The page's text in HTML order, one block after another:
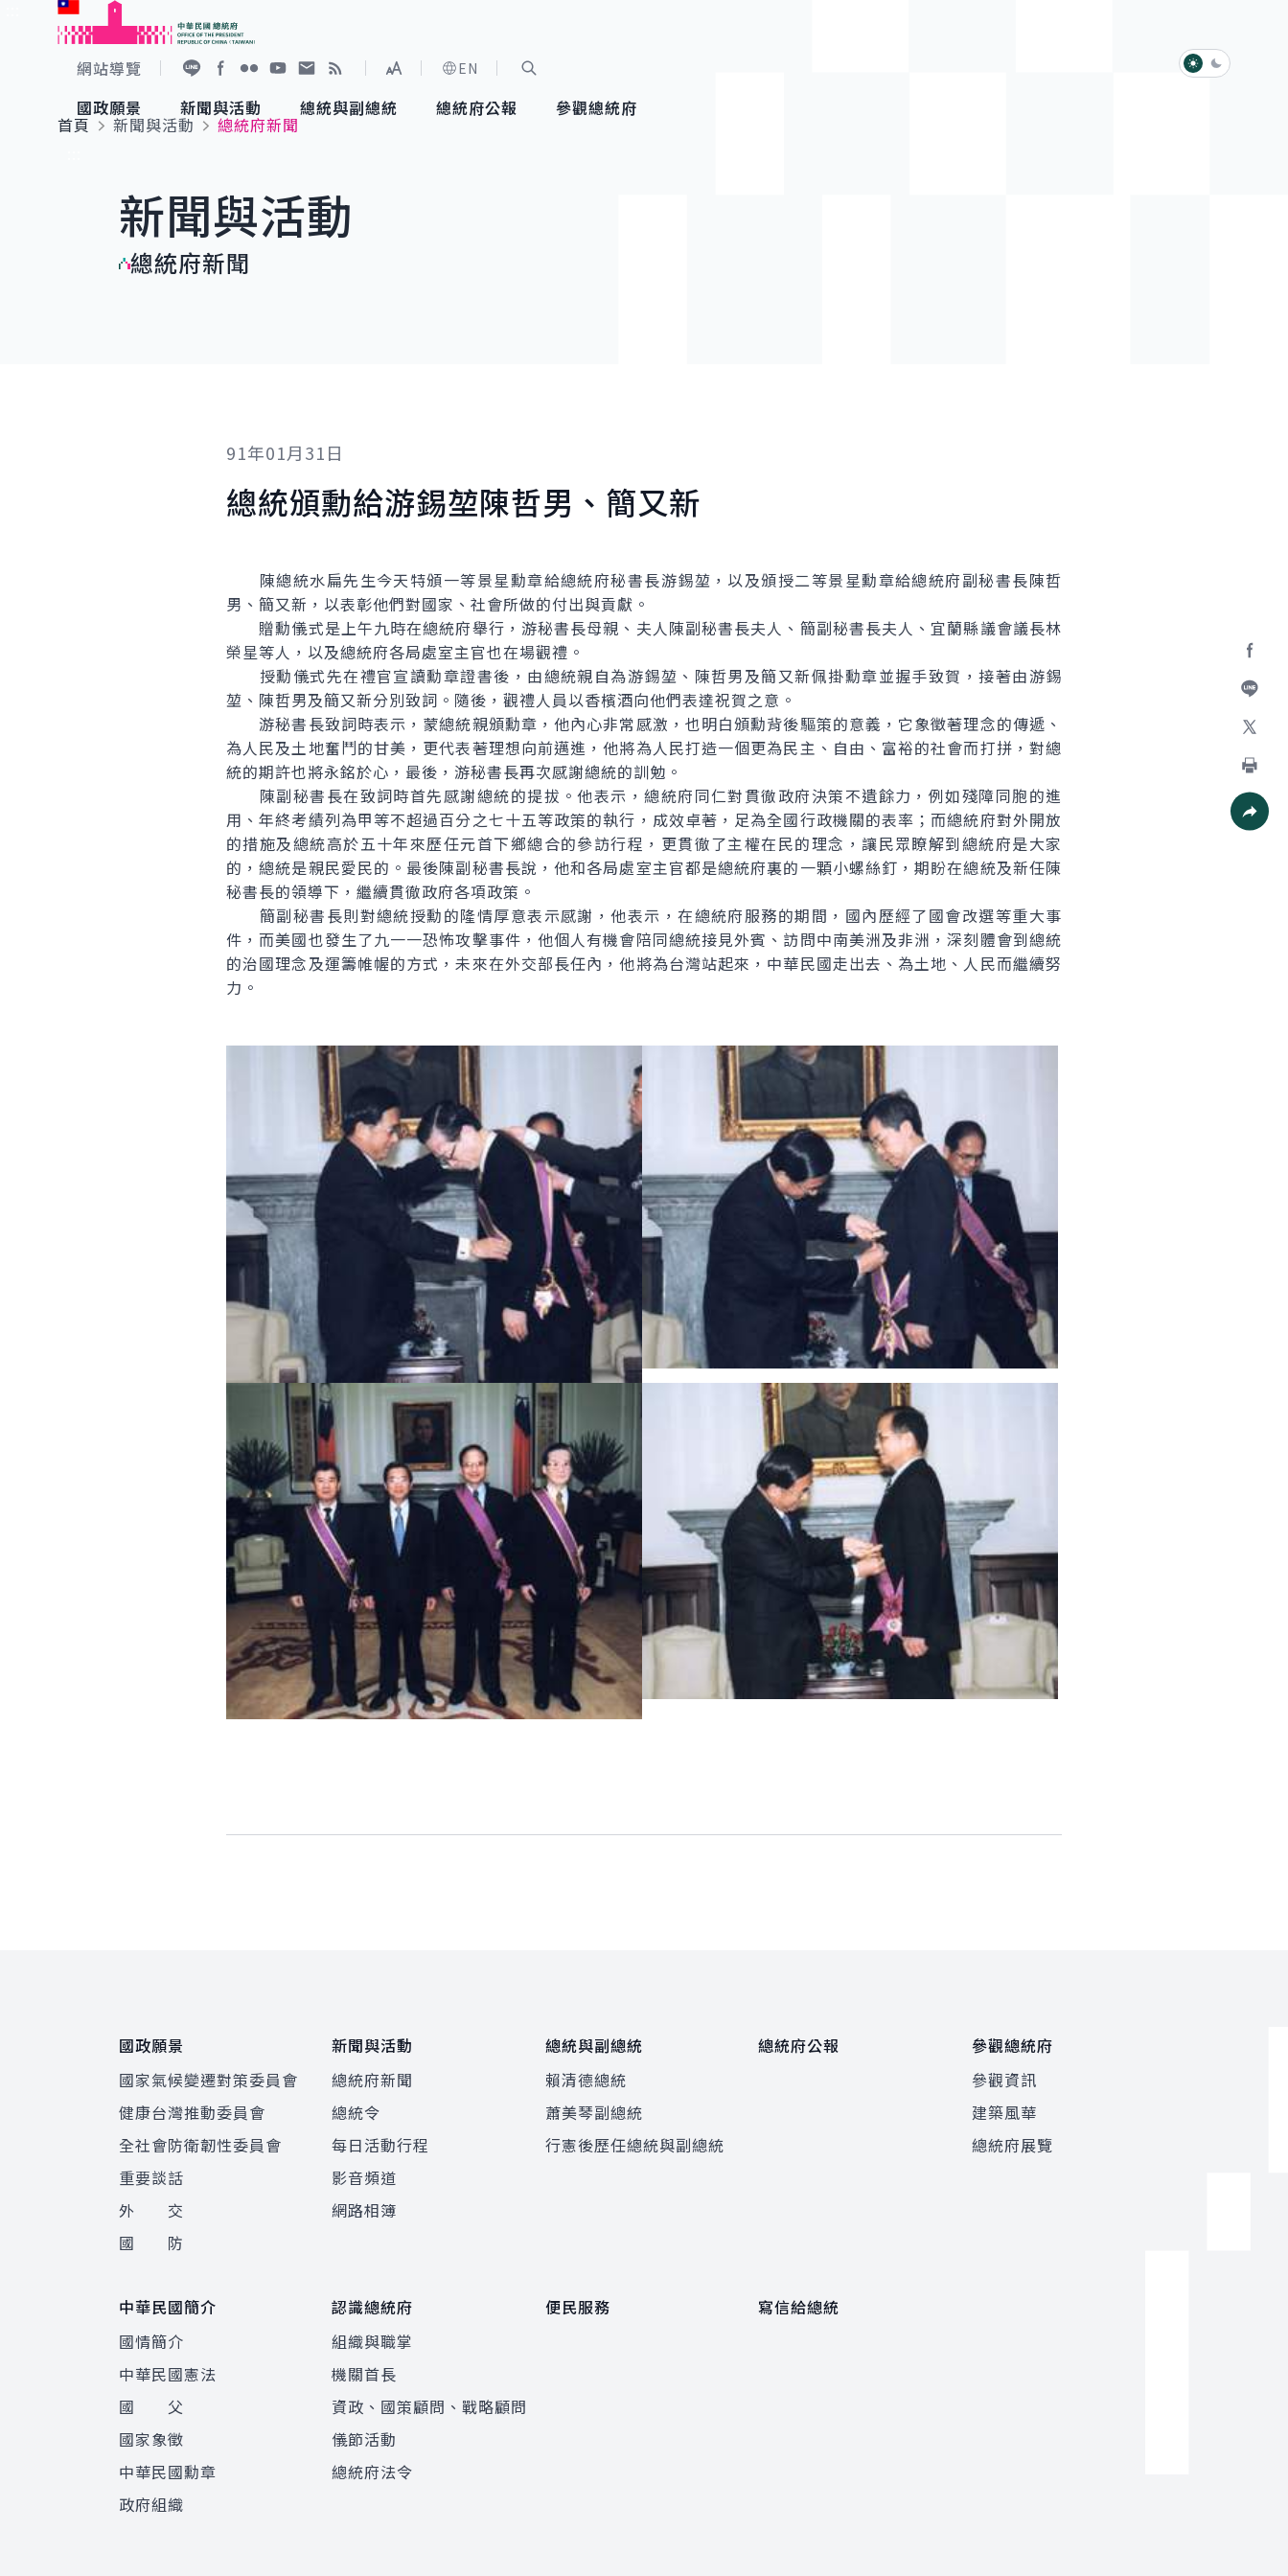
跳到主要內容
網站導覽
展開字級選單
EN
國政願景
國家氣候變遷對策委員會
重要談話
新聞與活動
總統府新聞
影音頻道
總統與副總統
賴清德總統
總統府公報 參觀總統府
參觀資訊
淺色模式
深色模式
首頁
新聞與活動
總統府新聞
新聞與活動
總統府新聞
加入好
列印
91年01月31日
總統頒勳給游錫堃陳哲男、簡又新
陳總統水扁先生今天特頒一等景星勳章給總統府秘書長游錫堃，以及頒授二等景星勳章給總統府副秘書長陳哲
男、簡又新，以表彰他們對國家、社會所做的付出與貢獻。
贈勳儀式是上午九時在總統府舉行，游秘書長母親、夫人陳副秘書長夫人、簡副秘書長夫人、宜蘭縣議會議長林
榮星等人，以及總統府各局處室主官也在場觀禮。
授勳儀式先在禮官宣讀勳章證書後，由總統親自為游錫堃、陳哲男及簡又新佩掛勳章並握手致賀，接著由游錫
堃、陳哲男及簡又新分別致詞。隨後，觀禮人員以香檳酒向他們表達祝賀之意。
游秘書長致詞時表示，蒙總統親頒勳章，他內心非常感激，也明白頒勳背後驅策的意義，它象徵著理念的傳遞、
為人民及土地奮鬥的甘美，更代表著理想向前邁進，他將為人民打造一個更為民主、自由、富裕的社會而打拼，對總
統的期許也將永銘於心，最後，游秘書長再次感謝總統的訓勉。
陳副秘書長在致詞時首先感謝總統的提拔。他表示，總統府同仁對貫徹政府決策不遺餘力，例如殘障同胞的進
用、年終考績列為甲等不超過百分之七十五等政策的執行，成效卓著，足為全國行政機關的表率；而總統府對外開放
的措施及總統高於五十年來歷任元首下鄉總合的參訪行程，更貫徹了主權在民的理念，讓民眾瞭解到總統府是大家
的，總統是親民愛民的。最後陳副秘書長說，他和各局處室主官都是總統府裏的一顆小螺絲釘，期盼在總統及新任陳
秘書長的領導下，繼續貫徹政府各項政策。
簡副秘書長則對總統授勳的隆情厚意表示感謝，他表示，在總統府服務的期間，國內歷經了國會改選等重大事
件，而美國也發生了九一一恐怖攻擊事件，他個人有機會陪同總統接見外賓、訪問中南美洲及非洲，深刻體會到總統
的治國理念及運籌帷幄的方式，未來在外交部長任內，他將為台灣站起來，中華民國走出去、為土地、人民而繼續努
力。
國政願景
國家氣候變遷對策委員會
健康台灣推動委員會
全社會防衛韌性委員會
重要談話
外 交
國 防
新聞與活動
總統府新聞
總統令
每日活動行程
影音頻道
網路相簿
總統與副總統
賴清德總統
蕭美琴副總統
行憲後歷任總統與副總統
總統府公報
參觀總統府
參觀資訊
建築風華
總統府展覽
中華民國簡介
國情簡介
中華民國憲法
國 父
國家象徵
中華民國勳章
政府組織
認識總統府
組織與職掌
機關首長
資政、國策顧問、戰略顧問
儀節活動
總統府法令
便民服務 寫信給總統